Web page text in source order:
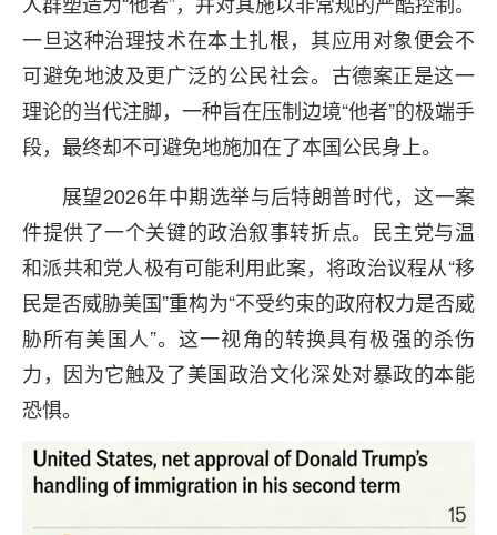
一旦这种治理技术在本土扎根，其应用对象便会不
可避免地波及更广泛的公民社会。古德案正是这一
理论的当代注脚，一种旨在压制边境“他者”的极端手
段，最终却不可避免地施加在了本国公民身上。
展望2026年中期选举与后特朗普时代，这一案
件提供了一个关键的政治叙事转折点。民主党与温
和派共和党人极有可能利用此案，将政治议程从“移
民是否威胁美国”重构为“不受约束的政府权力是否威
胁所有美国人”。这一视角的转换具有极强的杀伤
力，因为它触及了美国政治文化深处对暴政的本能
恐惧。